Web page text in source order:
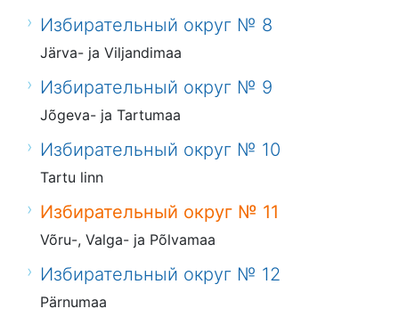
Избирательный округ № 8
Järva- ja Viljandimaa
Избирательный округ № 9
Jõgeva- ja Tartumaa
Избирательный округ № 10
Tartu linn
Избирательный округ № 11
Võru-, Valga- ja Põlvamaa
Избирательный округ № 12
Pärnumaa